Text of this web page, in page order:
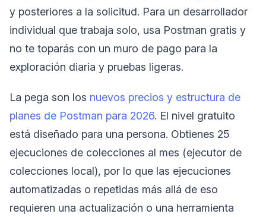
y posteriores a la solicitud. Para un desarrollador
individual que trabaja solo, usa Postman gratis y
no te toparás con un muro de pago para la
exploración diaria y pruebas ligeras.
La pega son los nuevos precios y estructura de
planes de Postman para 2026. El nivel gratuito
está diseñado para una persona. Obtienes 25
ejecuciones de colecciones al mes (ejecutor de
colecciones local), por lo que las ejecuciones
automatizadas o repetidas más allá de eso
requieren una actualización o una herramienta